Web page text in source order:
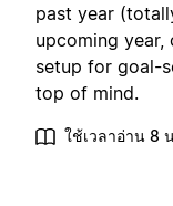
past year
upcoming
setup for goal-
top of mind.
ใช้เวลาอ่าน 8